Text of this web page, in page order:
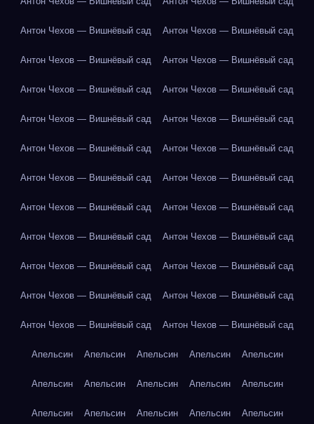
Антон Чехов — Вишнёвый сад Антон Чехов — Вишнёвый сад
Антон Чехов — Вишнёвый сад Антон Чехов — Вишнёвый сад
Антон Чехов — Вишнёвый сад Антон Чехов — Вишнёвый сад
Антон Чехов — Вишнёвый сад Антон Чехов — Вишнёвый сад
Антон Чехов — Вишнёвый сад Антон Чехов — Вишнёвый сад
Антон Чехов — Вишнёвый сад Антон Чехов — Вишнёвый сад
Антон Чехов — Вишнёвый сад Антон Чехов — Вишнёвый сад
Антон Чехов — Вишнёвый сад Антон Чехов — Вишнёвый сад
Антон Чехов — Вишнёвый сад Антон Чехов — Вишнёвый сад
Антон Чехов — Вишнёвый сад Антон Чехов — Вишнёвый сад
Антон Чехов — Вишнёвый сад Антон Чехов — Вишнёвый сад
Апельсин Апельсин Апельсин Апельсин Апельсин
Апельсин Апельсин Апельсин Апельсин Апельсин
Апельсин Апельсин Апельсин Апельсин Апельсин